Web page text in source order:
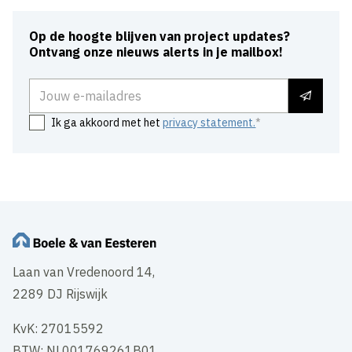
Op de hoogte blijven van project updates?
Ontvang onze nieuws alerts in je mailbox!
Ik ga akkoord met hetprivacy statement.
Laan van Vredenoord 14,
2289 DJ Rijswijk
KvK: 27015592